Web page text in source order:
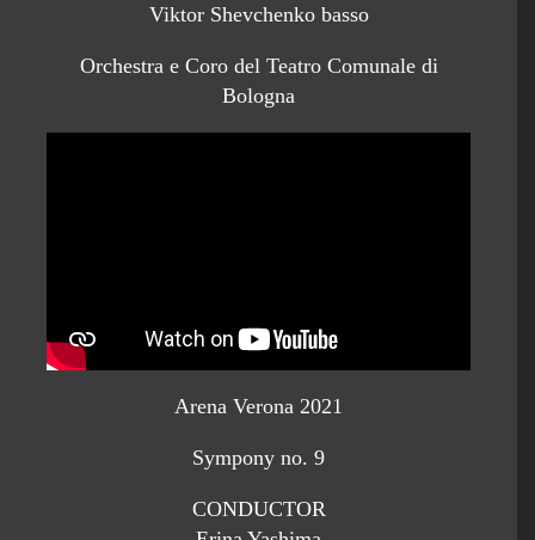
Viktor Shevchenko basso
Orchestra e Coro del Teatro Comunale di
Bologna
Arena Verona 2021
Sympony no. 9
CONDUCTOR